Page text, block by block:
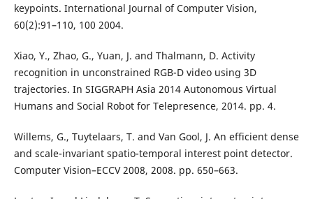
keypoints. International Journal of Computer Vision,
60(2):91–110, 100 2004.
Xiao, Y., Zhao, G., Yuan, J. and Thalmann, D. Activity
recognition in unconstrained RGB-D video using 3D
trajectories. In SIGGRAPH Asia 2014 Autonomous Virtual
Humans and Social Robot for Telepresence, 2014. pp. 4.
Willems, G., Tuytelaars, T. and Van Gool, J. An efficient dense
and scale-invariant spatio-temporal interest point detector.
Computer Vision–ECCV 2008, 2008. pp. 650–663.